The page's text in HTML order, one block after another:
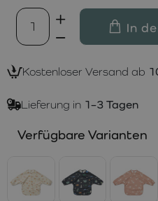
In
Kostenloser Versand ab
Lieferung in 1–3 Tagen
Verfügbare Varianten